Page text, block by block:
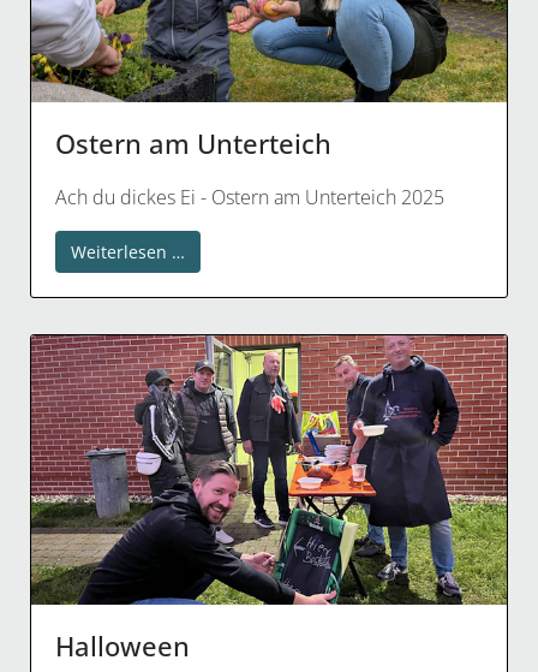
Ostern am Unterteich
Ach du dickes Ei - Ostern am Unterteich 2025
Weiterlesen …
Halloween